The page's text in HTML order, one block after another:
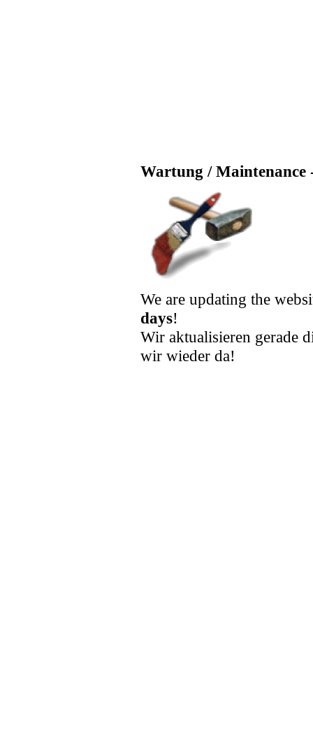
Wartung / Maintenance
We are updating the
days!
Wir aktualisieren gerade
wir wieder da!